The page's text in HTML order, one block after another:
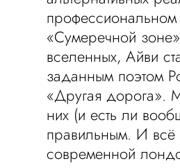
«Сумеречной
вселенных, Айви
заданным поэтом
«Другая дорога».
них (и есть ли
правильным. И всё
современной